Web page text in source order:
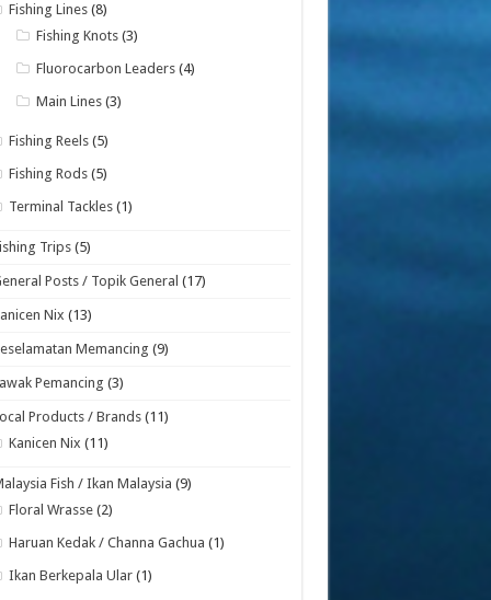
Fishing Lines (8)
Fishing Knots (3)
Fluorocarbon Leaders (4)
Main Lines (3)
Fishing Reels (5)
Fishing Rods (5)
Terminal Tackles (1)
Trips (5)
Posts / Topik General (17)
Nix (13)
Memancing (9)
Pemancing (3)
Products / Brands (11)
Kanicen Nix (11)
Fish / Ikan Malaysia (9)
Floral Wrasse (2)
Haruan Kedak / Channa Gachua (1)
Ikan Berkepala Ular (1)